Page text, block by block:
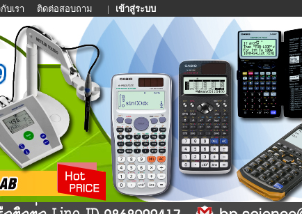
บเรา ติดต่อสอบถาม | เข้าสู่ระบบ